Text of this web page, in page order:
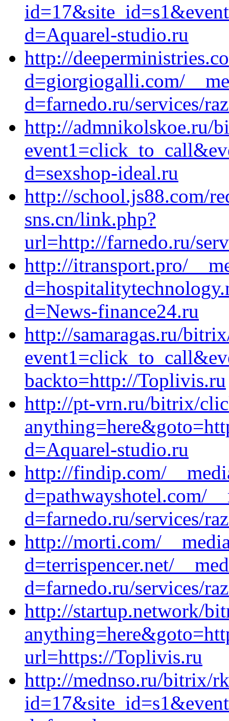
d=Aquarel-studio.ru
http://
d=giorgiogalli.com/
d=farnedo.ru/services/
http://admnikolskoe.ru/
d=sexshop-ideal.ru
http://school.js88.com/
sns.cn/link.php?
url=http://farnedo.ru/
http://itransport.pro/
d=News-finance24.ru
http://samaragas.ru/
backto=http://Toplivis.ru
http://pt-vrn.ru/bitrix/
d=Aquarel-studio.ru
http://findip.com/
d=pathwayshotel.com/
d=farnedo.ru/services/
http://morti.com/
d=terrispencer.net/
d=farnedo.ru/services/
http://startup.network/
url=https://Toplivis.ru
http://mednso.ru/bitrix/